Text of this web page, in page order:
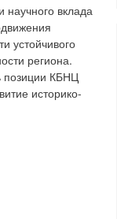
вклада
устойчивого
региона.
позиции КБНЦ
историко-